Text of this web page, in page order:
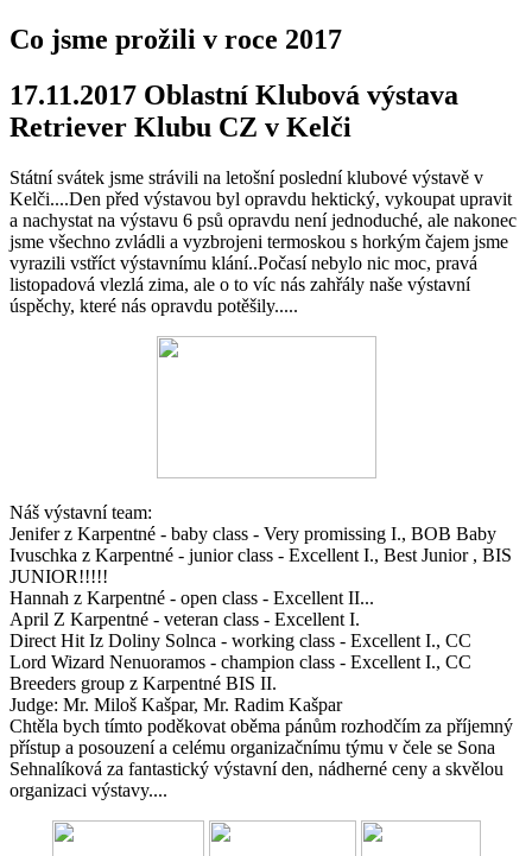
Co jsme prožili v roce 2017
17.11.2017 Oblastní Klubová výstava
Retriever Klubu CZ v Kelči
Státní svátek jsme strávili na letošní poslední klubové výstavě v
Kelči....Den před výstavou byl opravdu hektický, vykoupat upravit
a nachystat na výstavu 6 psů opravdu není jednoduché, ale nakonec
jsme všechno zvládli a vyzbrojeni termoskou s horkým čajem jsme
vyrazili vstříct výstavnímu klání..Počasí nebylo nic moc, pravá
listopadová vlezlá zima, ale o to víc nás zahřály naše výstavní
úspěchy, které nás opravdu potěšily.....
Náš výstavní team:
Jenifer z Karpentné - baby class - Very promissing I., BOB Baby
Ivuschka z Karpentné - junior class - Excellent I., Best Junior , BIS
JUNIOR!!!!!
Hannah z Karpentné - open class - Excellent II...
April Z Karpentné - veteran class - Excellent I.
Direct Hit Iz Doliny Solnca - working class - Excellent I., CC
Lord Wizard Nenuoramos - champion class - Excellent I., CC
Breeders group z Karpentné BIS II.
Judge: Mr. Miloš Kašpar, Mr. Radim Kašpar
Chtěla bych tímto poděkovat oběma pánům rozhodčím za příjemný
přístup a posouzení a celému organizačnímu týmu v čele se Sona
Sehnalíková za fantastický výstavní den, nádherné ceny a skvělou
organizaci výstavy....